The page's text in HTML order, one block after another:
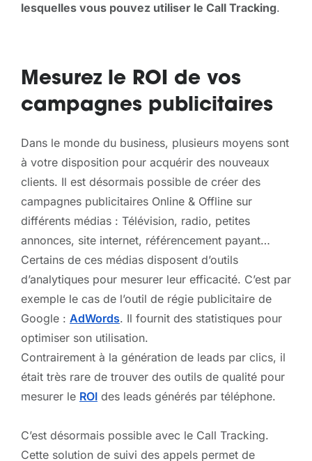
lesquelles vous pouvez utiliser le Call Tracking.
Mesurez le ROI de vos
campagnes publicitaires
Dans le monde du business, plusieurs moyens sont
à votre disposition pour acquérir des nouveaux
clients. Il est désormais possible de créer des
campagnes publicitaires Online & Offline sur
différents médias : Télévision, radio, petites
annonces, site internet, référencement payant…
Certains de ces médias disposent d’outils
d’analytiques pour mesurer leur efficacité. C’est par
exemple le cas de l’outil de régie publicitaire de
Google : AdWords. Il fournit des statistiques pour
optimiser son utilisation.
Contrairement à la génération de leads par clics, il
était très rare de trouver des outils de qualité pour
mesurer le ROI des leads générés par téléphone.
C’est désormais possible avec le Call Tracking.
Cette solution de suivi des appels permet de